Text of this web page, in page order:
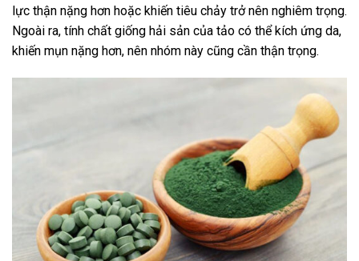
lực thận nặng hơn hoặc khiến tiêu chảy trở nên nghiêm trọng.
Ngoài ra, tính chất giống hải sản của tảo có thể kích ứng da,
khiến mụn nặng hơn, nên nhóm này cũng cần thận trọng.